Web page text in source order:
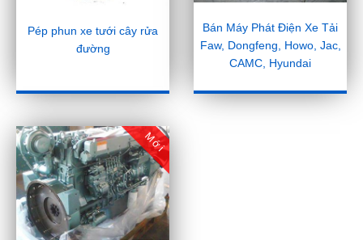
Pép phun xe tưới cây rửa
đường
Bán Máy Phát Điện Xe Tải
Faw, Dongfeng, Howo, Jac,
CAMC, Hyundai
Mới